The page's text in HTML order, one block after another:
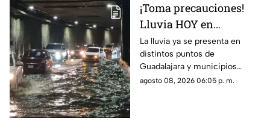
resultados.
¡Toma precauciones!
Lluvia HOY en
Guadalajara deja
fuertes vientos y
amenaza de granizo
La lluvia ya se presenta en
distintos puntos de
Guadalajara y municipios
cercanos, con fuertes vientos,
agosto 08, 2026 06:05 p. m.